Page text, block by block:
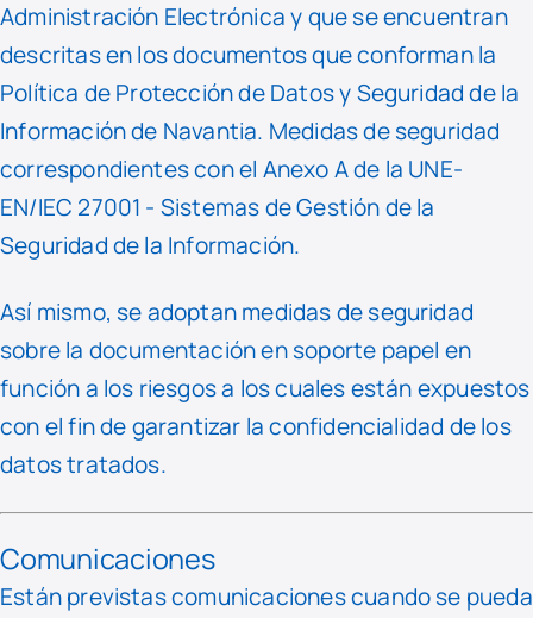
Administración Electrónica y que se encuentran
descritas en los documentos que conforman la
Política de Protección de Datos y Seguridad de la
Información de Navantia. Medidas de seguridad
correspondientes con el Anexo A de la UNE-
EN/IEC 27001 - Sistemas de Gestión de la
Seguridad de la Información.
Así mismo, se adoptan medidas de seguridad
sobre la documentación en soporte papel en
función a los riesgos a los cuales están expuestos
con el fin de garantizar la confidencialidad de los
datos tratados.
Comunicaciones
Están previstas comunicaciones cuando se pueda